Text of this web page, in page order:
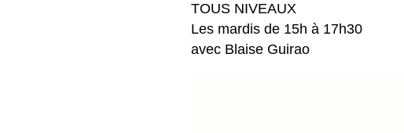
TOUS NIVEAUX
Les mardis de 15h à 17h30
avec Blaise Guirao